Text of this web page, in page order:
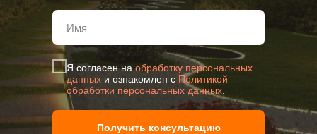
Я согласен наобработку персональных
данных и ознакомлен с Политикой
обработки персональных данных
Получить консультацию